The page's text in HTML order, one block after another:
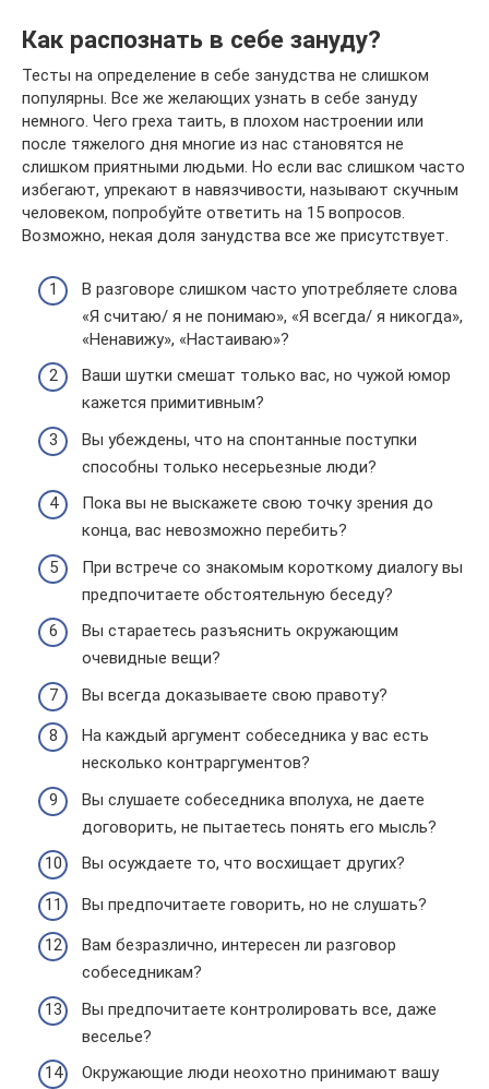
Как распознать в себе зануду?
Тесты на определение в себе занудства не слишком
популярны. Все же желающих узнать в себе зануду
немного. Чего греха таить, в плохом настроении или
после тяжелого дня многие из нас становятся не
слишком приятными людьми. Но если вас слишком часто
избегают, упрекают в навязчивости, называют скучным
человеком, попробуйте ответить на 15 вопросов.
Возможно, некая доля занудства все же присутствует.
В разговоре слишком часто употребляете слова
«Я считаю/ я не понимаю», «Я всегда/ я никогда»,
«Ненавижу», «Настаиваю»?
Ваши шутки смешат только вас, но чужой юмор
кажется примитивным?
Вы убеждены, что на спонтанные поступки
способны только несерьезные люди?
Пока вы не выскажете свою точку зрения до
конца, вас невозможно перебить?
При встрече со знакомым короткому диалогу вы
предпочитаете обстоятельную беседу?
Вы стараетесь разъяснить окружающим
очевидные вещи?
Вы всегда доказываете свою правоту?
На каждый аргумент собеседника у вас есть
несколько контраргументов?
Вы слушаете собеседника вполуха, не даете
договорить, не пытаетесь понять его мысль?
Вы осуждаете то, что восхищает других?
Вы предпочитаете говорить, но не слушать?
Вам безразлично, интересен ли разговор
собеседникам?
Вы предпочитаете контролировать все, даже
веселье?
Окружающие люди неохотно принимают вашу